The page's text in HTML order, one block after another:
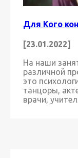
Для Кого
[23.01.2022]
На наши
различной
это
танцоры,
врачи,